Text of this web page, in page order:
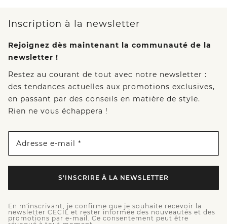
Inscription à la newsletter
Rejoignez dès maintenant la communauté de la
newsletter !
Restez au courant de tout avec notre newsletter :
des tendances actuelles aux promotions exclusives,
en passant par des conseils en matière de style.
Rien ne vous échappera !
Adresse e-mail *
S'INSCRIRE À LA NEWSLETTER
En m'inscrivant, je confirme que je souhaite recevoir la
newsletter CECIL et rester informée des nouveautés et des
promotions par e-mail. Ce consentement peut être